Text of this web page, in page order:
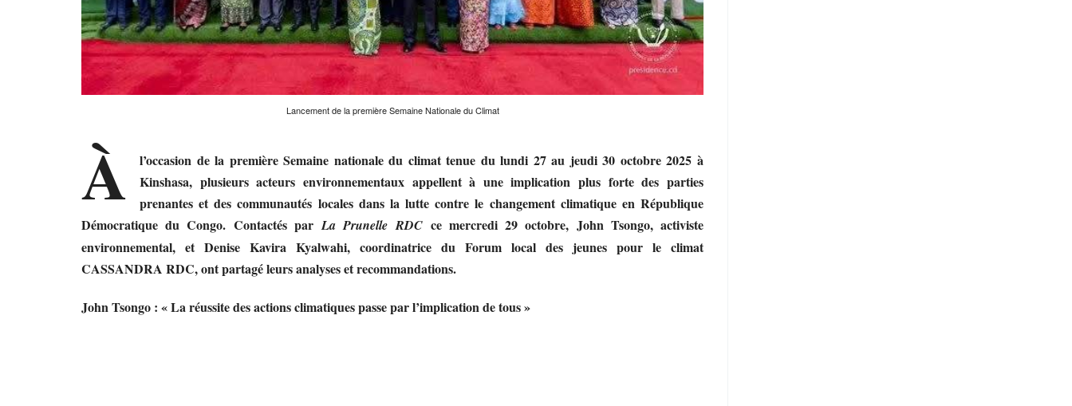
Lancement de la première Semaine Nationale du Climat
À
l’occasion de la première Semaine nationale du climat tenue du lundi 27 au jeudi 30 octobre 2025 à
Kinshasa, plusieurs acteurs environnementaux appellent à une implication plus forte des parties
prenantes et des communautés locales dans la lutte contre le changement climatique en République
Démocratique du Congo. Contactés parLa Prunelle RDCce mercredi 29 octobre, John Tsongo, activiste
environnemental, et Denise Kavira Kyalwahi, coordinatrice du Forum local des jeunes pour le climat
CASSANDRA RDC, ont partagé leurs analyses et recommandations.
John Tsongo : « La réussite des actions climatiques passe par l’implication de tous »